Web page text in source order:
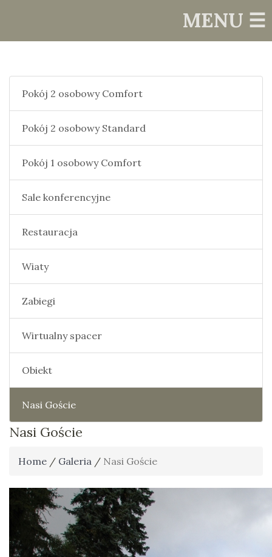
MENU ☰
Pokój 2 osobowy Comfort
Pokój 2 osobowy Standard
Pokój 1 osobowy Comfort
Sale konferencyjne
Restauracja
Wiaty
Zabiegi
Wirtualny spacer
Obiekt
Nasi Goście
Nasi Goście
Home / Galeria / Nasi Goście